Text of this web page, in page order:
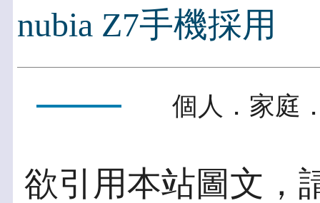
nubia Z7手機採用
個人．家庭
欲引用本站圖文，